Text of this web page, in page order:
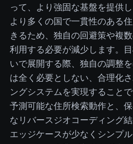
って、より強固な基盤を提供
より多くの国で一貫性のある
きるため、独自の回避策や複
利用する必要が減少します。
いで展開する際、独自の調整
は全く必要としない、合理化
ングシステムを実現すること
予測可能な住所検索動作と、
なリバースジオコーディング結
エッジケースが少なくシンプ